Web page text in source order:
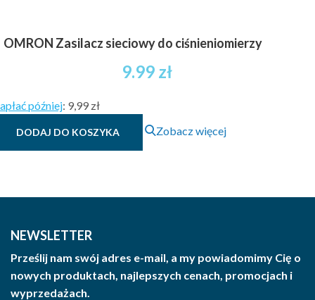
OMRON Zasilacz sieciowy do ciśnieniomierzy
9.99 zł
później: 9,99 zł
DODAJ DO KOSZYKA Zobacz więcej
NEWSLETTER
Prześlij nam swój adres e-mail, a my powiadomimy Cię o
nowych produktach, najlepszych cenach, promocjach i
wyprzedażach.